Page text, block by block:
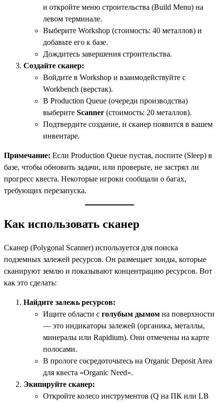
и откройте меню строительства (Build Menu) на
левом терминале.
Выберите Workshop (стоимость: 40 металлов) и
добавьте его к базе.
Дождитесь завершения строительства.
Создайте сканер:
Войдите в Workshop и взаимодействуйте с
Workbench (верстак).
В Production Queue (очереди производства)
выберите Scanner (стоимость: 20 металлов).
Подтвердите создание, и сканер появится в вашем
инвентаре.
Примечание: Если Production Queue пустая, поспите (Sleep) в
базе, чтобы обновить задачи, или проверьте, не застрял ли
прогресс квеста. Некоторые игроки сообщали о багах,
требующих перезапуска.
Как использовать сканер
Сканер (Polygonal Scanner) используется для поиска
подземных залежей ресурсов. Он размещает зонды, которые
сканируют землю и показывают концентрацию ресурсов. Вот
как это сделать:
Найдите залежь ресурсов:
Ищите области с голубым дымом на поверхности
— это индикаторы залежей (органика, металлы,
минералы или Rapidium). Они отмечены на карте
полосами.
В прологе сосредоточьтесь на Organic Deposit Area
для квеста «Organic Need».
Экипируйте сканер:
Откройте колесо инструментов (Q на ПК или LB